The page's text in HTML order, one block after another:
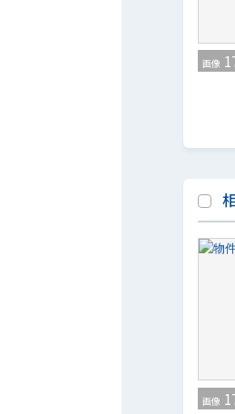
画像
画像